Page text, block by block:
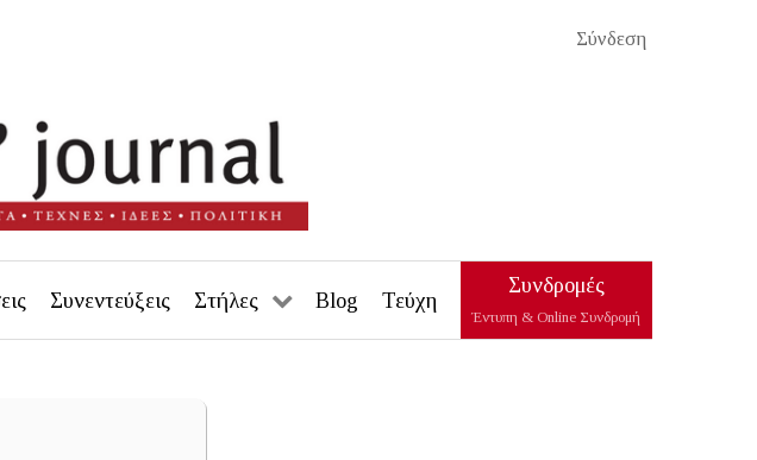
Σύνδεση
Συνεντεύξεις Στήλες Blog Τεύχη
Συνδρομές
Έντυπη & Online Συνδρομή